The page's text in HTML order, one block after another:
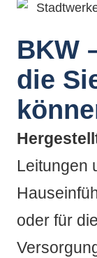
BKW
die
Leitungen
oder für